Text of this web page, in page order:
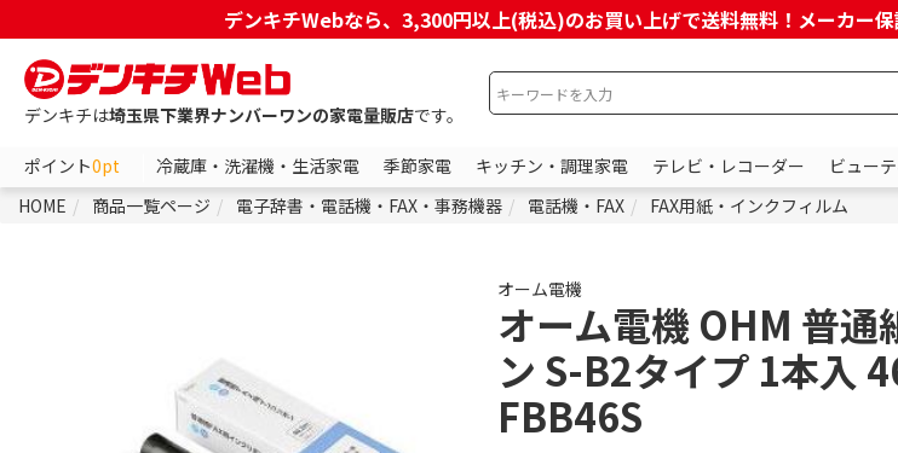
デンキチWebなら、3,300円以上(税込)のお買い上げで送料無料！メーカー
デンキチは埼玉県下業界ナンバーワンの家電量販店です。
ポイント0pt 冷蔵庫・洗濯機・生活家電 季節家電 キッチン・調理家電 テレビ・レコーダー ビュー
HOME
商品一覧ページ 電子辞書・電話機・FAX・事務機器 電話機・FAX FAX用紙・インクフィルム
オーム電機
オーム電機 OHM 普通
ン S-B2タイプ 1本入
FBB46S